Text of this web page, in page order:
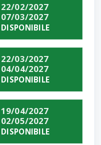
22/02/2027
07/03/2027
DISPONIBILE
22/03/2027
04/04/2027
DISPONIBILE
19/04/2027
02/05/2027
DISPONIBILE